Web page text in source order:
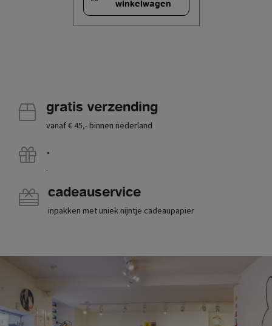
winkelwagen
gratis verzending
vanaf € 45,- binnen nederland
.
.
cadeauservice
inpakken met uniek nijntje cadeaupapier